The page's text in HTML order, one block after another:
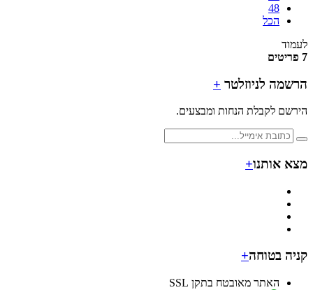
הכל
לניוזלטר+
לקבלת הנחות ומבצעים.
אותנו+
בטוחה+
האתר מאובטח בתקן SSL